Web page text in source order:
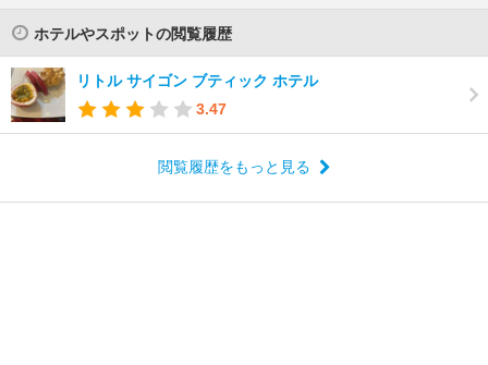
ホテルやスポットの閲覧履歴
リトル サイゴン ブティック ホテル
3.47
閲覧履歴をもっと見る